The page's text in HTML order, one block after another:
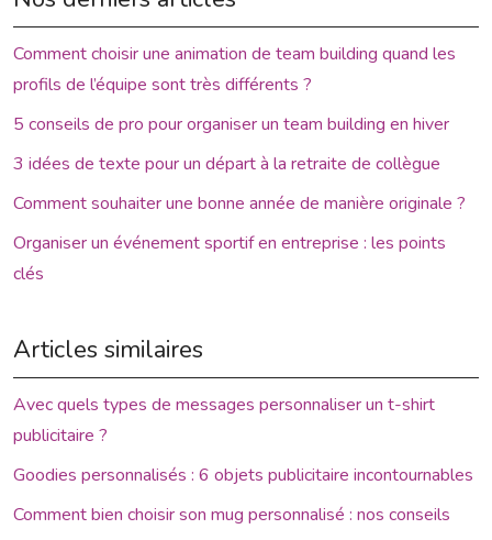
Comment choisir une animation de team building quand les
profils de l’équipe sont très différents ?
5 conseils de pro pour organiser un team building en hiver
3 idées de texte pour un départ à la retraite de collègue
Comment souhaiter une bonne année de manière originale ?
Organiser un événement sportif en entreprise : les points
clés
Articles similaires
Avec quels types de messages personnaliser un t-shirt
publicitaire ?
Goodies personnalisés : 6 objets publicitaire incontournables
Comment bien choisir son mug personnalisé : nos conseils